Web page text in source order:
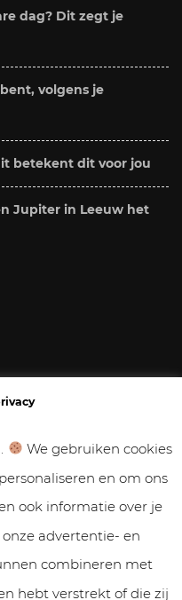
dag? Dit zegt je
volgens je
betekent dit voor jou
Jupiter in Leeuw het
We gebruiken cookies
en om ons
ook informatie over je
advertentie- en
combineren met
hebt verstrekt of die zij